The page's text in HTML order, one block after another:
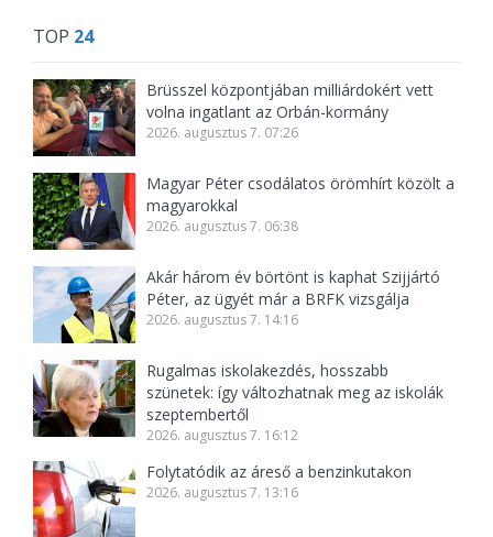
TOP 24
Brüsszel központjában milliárdokért vett
volna ingatlant az Orbán-kormány
2026. augusztus 7. 07:26
Magyar Péter csodálatos örömhírt közölt a
magyarokkal
2026. augusztus 7. 06:38
Akár három év börtönt is kaphat Szijjártó
Péter, az ügyét már a BRFK vizsgálja
2026. augusztus 7. 14:16
Rugalmas iskolakezdés, hosszabb
szünetek: így változhatnak meg az iskolák
szeptembertől
2026. augusztus 7. 16:12
Folytatódik az áreső a benzinkutakon
2026. augusztus 7. 13:16